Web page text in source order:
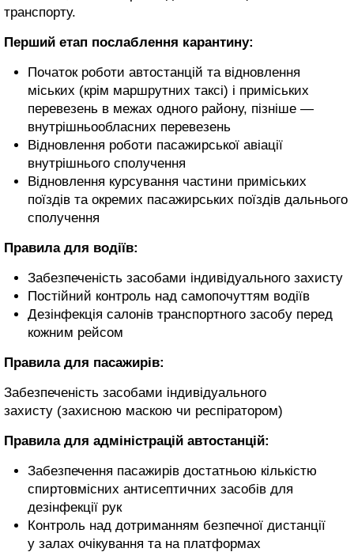
транспорту.
Перший етап послаблення карантину:
Початок роботи автостанцій та відновлення
міських (крім маршрутних таксі) і приміських
перевезень в межах одного району, пізніше —
внутрішньообласних перевезень
Відновлення роботи пасажирської авіації
внутрішнього сполучення
Відновлення курсування частини приміських
поїздів та окремих пасажирських поїздів дальнього
сполучення
Правила для водіїв:
Забезпеченість засобами індивідуального захисту
Постійний контроль над самопочуттям водіїв
Дезінфекція салонів транспортного засобу перед
кожним рейсом
Правила для пасажирів:
Забезпеченість засобами індивідуального
захисту (захисною маскою чи респіратором)
Правила для адміністрацій автостанцій:
Забезпечення пасажирів достатньою кількістю
спиртовмісних антисептичних засобів для
дезінфекції рук
Контроль над дотриманням безпечної дистанції
у залах очікування та на платформах